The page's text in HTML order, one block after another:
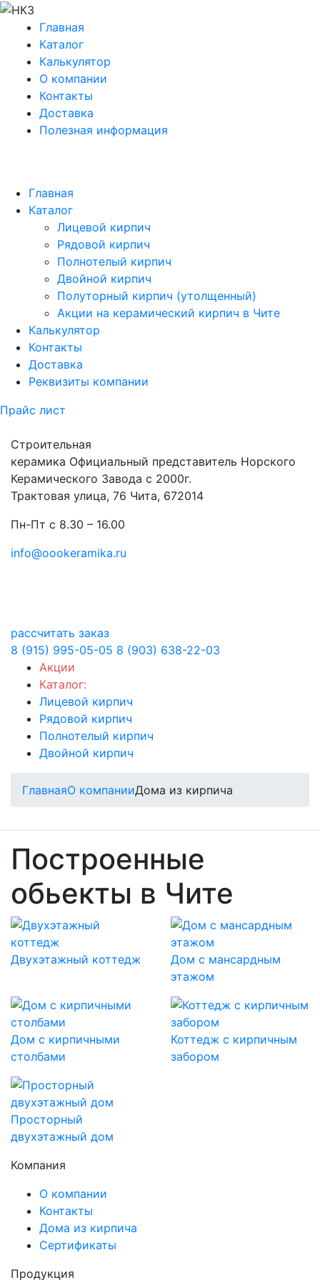
Главная
Каталог
Калькулятор
О компании
Контакты
Доставка
Полезная информация
Главная
Каталог
Лицевой кирпич
Рядовой кирпич
Полнотелый кирпич
Двойной кирпич
Полуторный кирпич (утолщенный)
Акции на керамический кирпич в Чите
Калькулятор
Контакты
Доставка
Реквизиты компании
Прайс лист
Строительная
керамика Официальный представитель Норского
Керамического Завода с 2000г.
Трактовая улица, 76 Чита, 672014
Пн-Пт с 8.30 – 16.00
info@oookeramika.ru
рассчитать заказ
8 (915) 995-05-05 8 (903) 638-22-03
Акции
Каталог:
Лицевой кирпич
Рядовой кирпич
Полнотелый кирпич
Двойной кирпич
ГлавнаяО компанииДома из кирпича
Построенные
обьекты в Чите
Двухэтажный коттедж
Дом с мансардным
этажом
Дом с кирпичными
столбами
Коттедж с кирпичным
забором
Просторный
двухэтажный дом
Компания
О компании
Контакты
Дома из кирпича
Сертификаты
Продукция